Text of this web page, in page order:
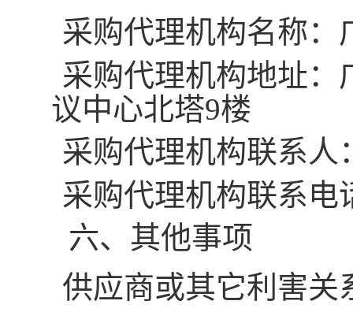
采购代理机构名称：
采购代理机构地址：
议中心北塔9楼
采购代理机构联系人
采购代理机构联系电
六、 其他事项
供应商或其它利害关